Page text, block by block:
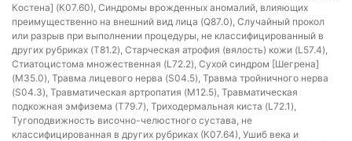
Костена] (К07.60), Синдромы врожденных аномалий, влияющих
преимущественно на внешний вид лица (Q87.0), Случайный прокол
или разрыв при выполнении процедуры, не классифицированный в
других рубриках (T81.2), Старческая атрофия (вялость) кожи (L57.4),
Стиатоцистома множественная (L72.2), Сухой синдром [Шегрена]
(M35.0), Травма лицевого нерва (S04.5), Травма тройничного нерва
(S04.3), Травматическая артропатия (M12.5), Травматическая
подкожная эмфизема (T79.7), Триходермальная киста (L72.1),
Тугоподвижность височно-челюстного сустава, не
классифицированная в других рубриках (К07.64), Ушиб века и